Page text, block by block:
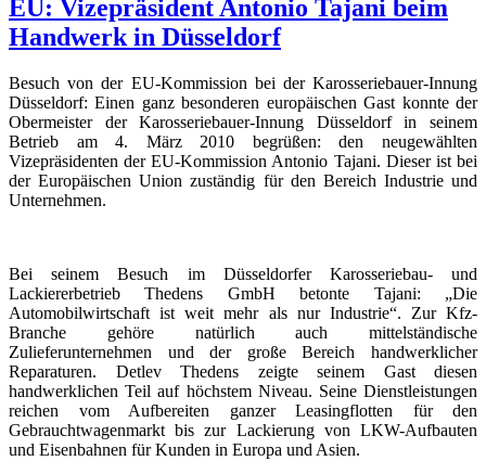
EU: Vizepräsident Antonio Tajani beim
Handwerk in Düsseldorf
Besuch von der EU-Kommission bei der Karosseriebauer-Innung
Düsseldorf: Einen ganz besonderen europäischen Gast konnte der
Obermeister der Karosseriebauer-Innung Düsseldorf in seinem
Betrieb am 4. März 2010 begrüßen: den neugewählten
Vizepräsidenten der EU-Kommission Antonio Tajani. Dieser ist bei
der Europäischen Union zuständig für den Bereich Industrie und
Unternehmen.
Bei seinem Besuch im Düsseldorfer Karosseriebau- und
Lackiererbetrieb Thedens GmbH betonte Tajani: „Die
Automobilwirtschaft ist weit mehr als nur Industrie“. Zur Kfz-
Branche gehöre natürlich auch mittelständische
Zulieferunternehmen und der große Bereich handwerklicher
Reparaturen. Detlev Thedens zeigte seinem Gast diesen
handwerklichen Teil auf höchstem Niveau. Seine Dienstleistungen
reichen vom Aufbereiten ganzer Leasingflotten für den
Gebrauchtwagenmarkt bis zur Lackierung von LKW-Aufbauten
und Eisenbahnen für Kunden in Europa und Asien.